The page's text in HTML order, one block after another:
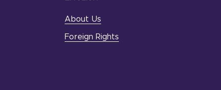
About Us
Foreign Rights